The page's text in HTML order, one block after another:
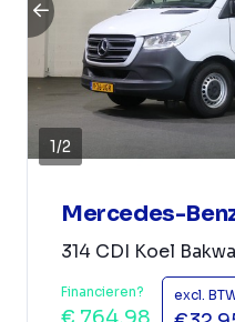
1/2
Mercedes-
314 CDI Koel
Financieren? excl.